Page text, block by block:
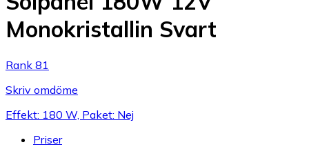
Monokristallin Svart
Rank 81
Skriv omdöme
Effekt: 180 W, Paket: Nej
Priser